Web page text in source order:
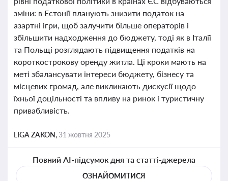
зміни: в Естонії планують знизити податок на
азартні ігри, щоб залучити більше операторів і
збільшити надходження до бюджету, тоді як в Італії
та Польщі розглядають підвищення податків на
короткострокову оренду житла. Ці кроки мають на
меті збалансувати інтереси бюджету, бізнесу та
місцевих громад, але викликають дискусії щодо
їхньої доцільності та впливу на ринок і туристичну
привабливість.
LIGA ZAKON,31 жовтня 2025
Повний AI-підсумок дня та статті-джерела
ОЗНАЙОМИТИСЯ